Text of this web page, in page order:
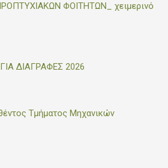
ΦΟΙΤΗΤΩΝ_ χειμερινό
ΔΙΑΓΡΑΦΕΣ 2026
Τμήματος Μηχανικών